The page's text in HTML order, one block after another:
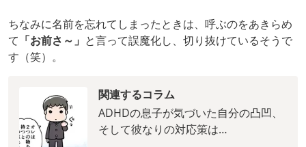
ちなみに名前を忘れてしまったときは、呼ぶのをあきらめ
て 「お前さ～」 と言って誤魔化し、切り抜けているそうで
す（笑）。
関連するコラム
ADHDの息子が気づいた自分の凸凹、
そして彼なりの対応策は…